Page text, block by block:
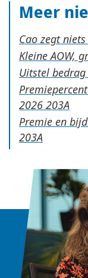
Meer
Cao zegt
Kleine AOW,
Uitstel
2026
Premie en